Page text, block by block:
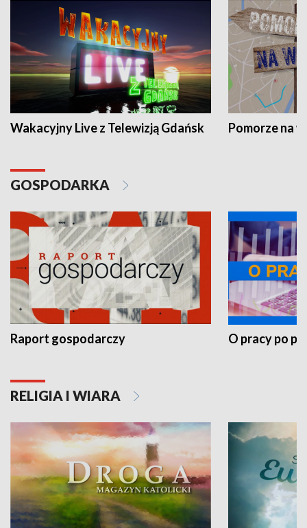
Wakacyjny Live z Telewizją Gdańsk Pomorze na
GOSPODARKA
Raport gospodarczy O pracy po
RELIGIA I WIARA